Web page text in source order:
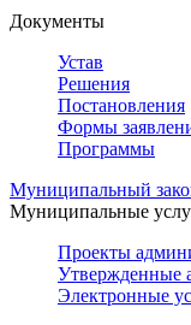
Документы
Устав
Решения
Постановления
Формы
Программы
Муниципальный
Муниципальные
Проекты
Утвержденные
Электронные